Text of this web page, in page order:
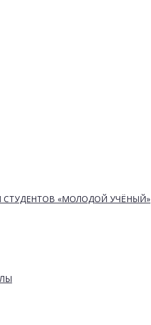
СТУДЕНТОВ «МОЛОДОЙ УЧЁНЫЙ»